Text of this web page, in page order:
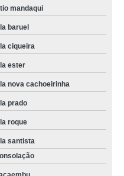
Aliança
valor Higienópolis
orçamento São Domingos
República
mandaqui
baruel
ciqueira
ester
nova cachoeirinha
prado
roque
santista